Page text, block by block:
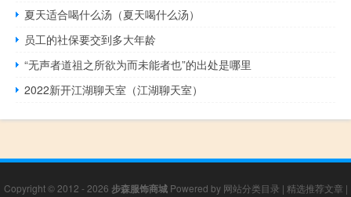
夏天适合喝什么汤（夏天喝什么汤）
员工的社保要交到多大年龄
“无声者道祖之所欲为而未能者也”的出处是哪里
2022新开江湖聊天室（江湖聊天室）
Copyright © 2012 - 2026 步森服饰商城Powered by 网站分类目录 | 精选推荐文章 |